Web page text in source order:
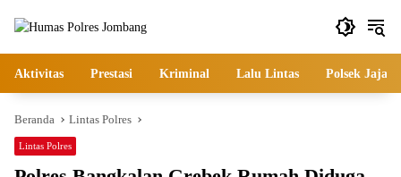
Aktivitas Prestasi Kriminal Lalu Lintas Polsek
Beranda Lintas Polres
Lintas Polres